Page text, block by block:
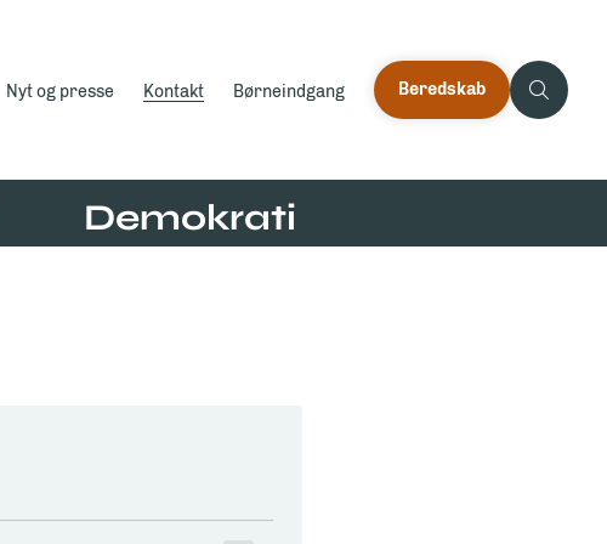
Nyt og presse Kontakt Børneindgang Beredskab
Demokrati